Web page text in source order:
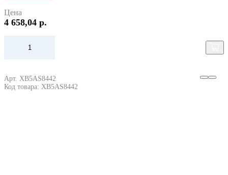
Цена
4 658,04 р.
Арт. XB5AS8442
Код товара: XB5AS8442